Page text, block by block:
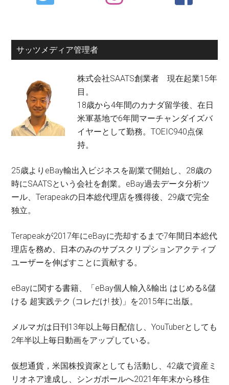
Sidebar
サッツメディア管理者
株式会社SAATS創業者 現在起業15年
目。
18歳から4年間のカナダ留学後、在日
米軍基地で6年間マーチャンダイズバ
イヤーとして勤務。TOEIC940点保
持。
25歳よりeBay輸出入ビジネスを副業で開始し、28歳の
時にSAATSという会社を創業。eBay過去データ分析ツ
ール、Terapeakの日本総代理店を獲得後、29歳で完全
独立。
Terapeakが2017年にeBayに売却するまで7年間日本総代
理店を務め、日本のみのサブスクリプションアクティブ
ユーザーを伸ばすことに貢献する。
eBayに関する書籍、「eBay個人輸入&輸出 はじめる&儲
ける 超実践テク (コレだけ! 技)」を2015年に出版。
メルマガは日刊13年以上毎日配信し、YouTuberとしても
2年半以上毎日動画をアップしている。
仮想通貨，米国株投資家としても活動し、42歳で資産ミ
リオネア達成し、シンガポールへ2021年年末から移住